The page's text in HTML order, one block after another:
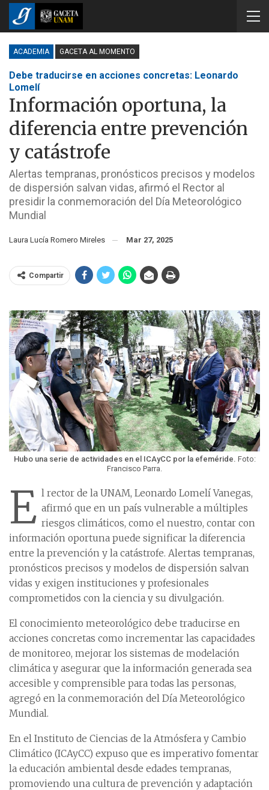
ACADEMIA GACETA AL MOMENTO
Debe traducirse en acciones concretas: Leonardo
Lomelí
Información oportuna, la
diferencia entre prevención
y catástrofe
Alertas tempranas, pronósticos precisos y modelos
de dispersión salvan vidas, afirmó el Rector al
presidir la conmemoración del Día Meteorológico
Mundial
Laura Lucía Romero Mireles Mar 27, 2025
Compartir
Hubo una serie de actividades en el ICAyCC por la efeméride. Foto:
Francisco Parra.
E l rector de la UNAM, Leonardo Lomelí Vanegas,
afirmó que en un país vulnerable a múltiples
riesgos climáticos, como el nuestro, contar con
información oportuna puede significar la diferencia
entre la prevención y la catástrofe. Alertas tempranas,
pronósticos precisos y modelos de dispersión salvan
vidas y exigen instituciones y profesionales
comprometidos con la ciencia y su divulgación.
El conocimiento meteorológico debe traducirse en
acciones concretas como incrementar las capacidades
de monitoreo, mejorar los sistemas de modelación
climática y asegurar que la información generada sea
accesible y comprensible para todas las personas,
agregó en la conmemoración del Día Meteorológico
Mundial.
En el Instituto de Ciencias de la Atmósfera y Cambio
Climático (ICAyCC) expuso que es imperativo fomentar
la educación ambiental desde edades tempranas,
promoviendo una cultura de prevención y adaptación